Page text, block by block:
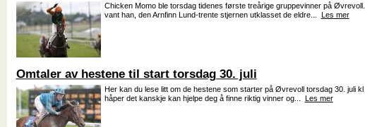
Chicken Momo ble torsdag tidenes første treårige gruppevinner på
vant han, den Arnfinn Lund-trente stjernen utklasset de eldre...
Les mer
Omtaler av hestene til start torsdag 30. juli
Her kan du lese litt om de hestene som starter på Øvrevoll torsdag 30. juli kl
håper det kanskje kan hjelpe deg å finne riktig vinner og... Les mer